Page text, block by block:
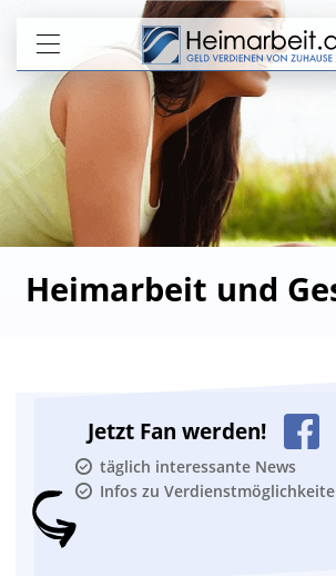
Heimarbeit und
Jetzt Fan werden!
täglich interessante News
Infos zu